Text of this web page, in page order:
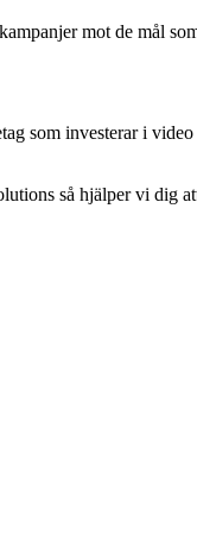
mot de mål
som investerar i
så hjälper vi dig